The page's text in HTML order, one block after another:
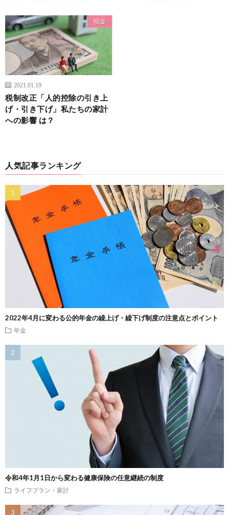
税金
2021.01.19
税制改正「人的控除の引き上
げ・引き下げ」私たちの家計
への影響 は？
人気記事ランキング
2022年4月に変わる公的年金の繰上げ・繰下げ制度の注意点とポイント
年金
令和4年1月1日から変わる健康保険の任意継続の制度
ライフプラン・家計